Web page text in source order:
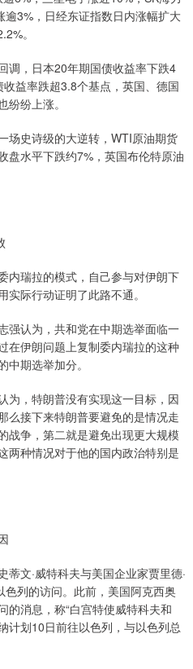
3%，日经东证指数日内涨幅扩大
。
调，日本20年期国债收益率下跌4
益率跌超3.8个基点，英国、德国
纷上涨。
场史诗级的大逆转，WTI原油期货
盘水平下跌约7%，英国布伦特原油
内瑞拉的模式，自己参与对伊朗下
际行动证明了此路不通。
强认为，共和党在中期选举面临一
在伊朗问题上复制委内瑞拉的这种
期选举加分。
为，特朗普没有实现这一目标，因
么接下来特朗普要避免的是情况走
战争，第二就是避免出现更大规模
两种情况对于他的国内政治特别是
文·威特科夫与美国企业家贾里德·
列的访问。此前，美国阿克西奥
的消息，称“白宫特使威特科夫和
计划10日前往以色列，与以色列总